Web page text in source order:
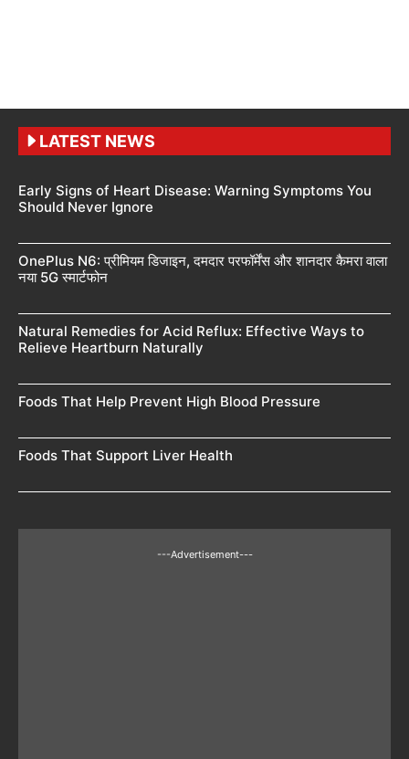
LATEST NEWS
Early Signs of Heart Disease: Warning Symptoms You
Should Never Ignore
OnePlus N6: प्रीमियम डिजाइन, दमदार परफॉर्मेंस और शानदार कैमरा वाला
नया 5G स्मार्टफोन
Natural Remedies for Acid Reflux: Effective Ways to
Relieve Heartburn Naturally
Foods That Help Prevent High Blood Pressure
Foods That Support Liver Health
---Advertisement---